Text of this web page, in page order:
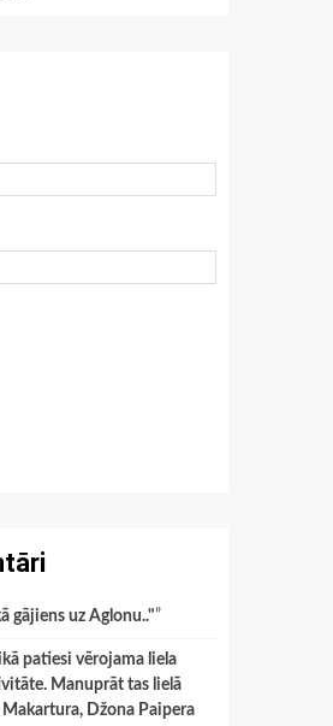
gājiens uz Aglonu.."”
patiesi vērojama liela
Manuprāt tas lielā
Džona Paipera